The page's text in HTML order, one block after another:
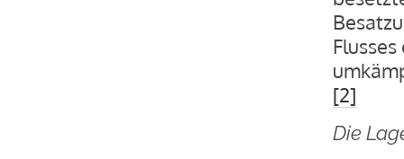
[2]
Die